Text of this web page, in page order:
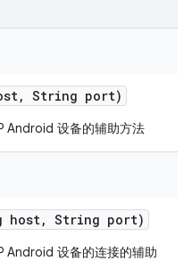
, String port)
Android 设备的辅助方法
host, String port)
Android 设备的连接的辅助